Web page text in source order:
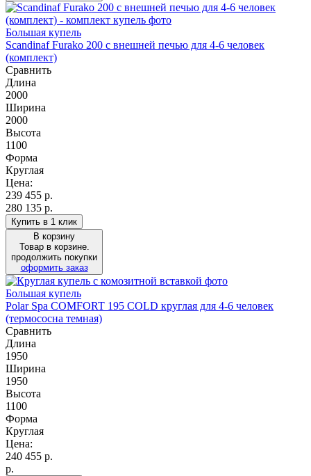
Большая купель
Scandinaf Furako 200 с внешней печью для 4-6 человек
(комплект)
Сравнить
Длина
2000
Ширина
2000
Высота
1100
Форма
Круглая
Цена:
239 455 р.
280 135 р.
Купить в 1 клик
В корзину
Товар в корзине.
продолжить покупки
оформить заказ
Большая купель
Polar Spa COMFORT 195 COLD круглая для 4-6 человек
(термососна темная)
Сравнить
Длина
1950
Ширина
1950
Высота
1100
Форма
Круглая
Цена:
240 455 р.
р.